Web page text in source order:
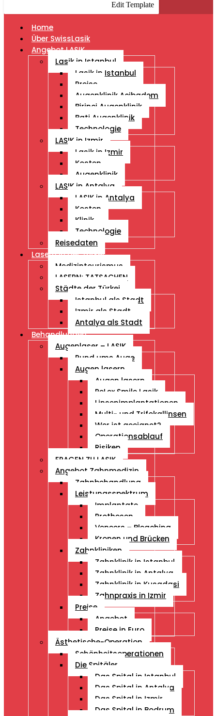
Edit Template
Home
Über SwissLasik
Angebot LASIK
Lasik in Istanbul
Lasik in Istanbul
Preise
Augenklinik Acibadem
Birinci Augenklinik
Bati Augenklinik
Technologie
LASIK in Izmir
Lasik in Izmir
Kosten
Augenklinik
LASIK in Antalya
LASIK in Antalya
Kosten
Klinik
Technologie
Reisedaten
Lasern in der Türkei
Medizintourismus
LASERN: TATSACHEN
Städte der Türkei
Istanbul als Stadt
Izmir als Stadt
Antalya als Stadt
Behandlungen
Augenlaser – LASIK
Rund ums Auge
Augen lasern
Augen lasern
ReLex Smile Lasik
Linsenimplantationen
Multi- und Trifokallinsen
Wer ist geeignet?
Operationsablauf
Risiken
FRAGEN ZU LASIK
Angebot Zahnmedizin
Zahnbehandlung
Leistungsspektrum
Implantate
Prothesen
Veneers – Bleaching
Kronen und Brücken
Zahnkliniken
Zahnklinik in Istanbul
Zahnklinik in Antalya
Zahnklinik in Kusadasi
Zahnpraxis in Izmir
Preise
Angebot
Preise in Euro
Ästhetische-Operation
Schönheitsoperationen
Die Spitäler
Das Spital in Istanbul
Das Spital in Antalya
Das Spital in Izmir
Das Spital in Bodrum